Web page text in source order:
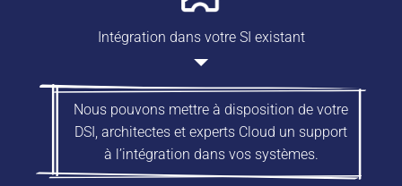
Intégration dans votre SI existant
Nous pouvons mettre à disposition de votre
DSI, architectes et experts Cloud un support
à l’intégration dans vos systèmes.